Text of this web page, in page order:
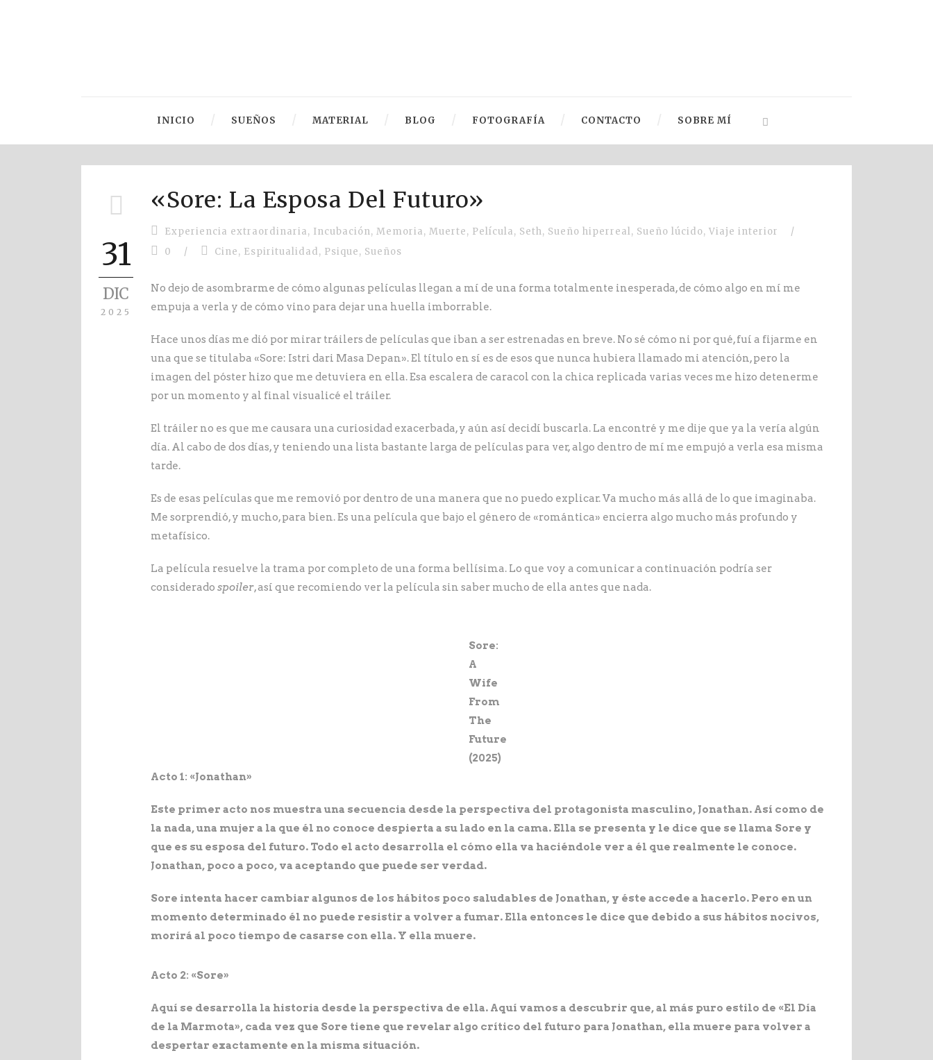
INICIO SUEÑOS MATERIAL BLOG FOTOGRAFÍA CONTACTO SOBRE MÍ
31
DIC
2025
«Sore: La Esposa Del Futuro»
Experiencia extraordinaria, Incubación, Memoria, Muerte, Película, Seth, Sueño hiperreal, Sueño lúcido, Viaje interior
/
0
/ Cine, Espiritualidad , Psique, Sueños
No dejo de asombrarme de cómo algunas películas llegan a mí de una forma totalmente inesperada, de cómo algo en mí me
empuja a verla y de cómo vino para dejar una huella imborrable.
Hace unos días me dió por mirar tráilers de películas que iban a ser estrenadas en breve. No sé cómo ni por qué, fuí a fijarme en
una que se titulaba «Sore: Istri dari Masa Depan». El título en sí es de esos que nunca hubiera llamado mi atención, pero la
imagen del póster hizo que me detuviera en ella. Esa escalera de caracol con la chica replicada varias veces me hizo detenerme
por un momento y al final visualicé el tráiler.
El tráiler no es que me causara una curiosidad exacerbada, y aún así decidí buscarla. La encontré y me dije que ya la vería algún
día. Al cabo de dos días, y teniendo una lista bastante larga de películas para ver, algo dentro de mí me empujó a verla esa misma
tarde.
Es de esas películas que me removió por dentro de una manera que no puedo explicar. Va mucho más allá de lo que imaginaba.
Me sorprendió, y mucho, para bien. Es una película que bajo el género de «romántica» encierra algo mucho más profundo y
metafísico.
La película resuelve la trama por completo de una forma bellísima. Lo que voy a comunicar a continuación podría ser
considerado spoiler, así que recomiendo ver la película sin saber mucho de ella antes que nada.
Sore:
A
Wife
From
The
Future
(2025)
Acto 1: «Jonathan»
Este primer acto nos muestra una secuencia desde la perspectiva del protagonista masculino, Jonathan. Así como de
la nada, una mujer a la que él no conoce despierta a su lado en la cama. Ella se presenta y le dice que se llama Sore y
que es su esposa del futuro. Todo el acto desarrolla el cómo ella va haciéndole ver a él que realmente le conoce.
Jonathan, poco a poco, va aceptando que puede ser verdad.
Sore intenta hacer cambiar algunos de los hábitos poco saludables de Jonathan, y éste accede a hacerlo. Pero en un
momento determinado él no puede resistir a volver a fumar. Ella entonces le dice que debido a sus hábitos nocivos,
morirá al poco tiempo de casarse con ella. Y ella muere.
Acto 2: «Sore»
Aquí se desarrolla la historia desde la perspectiva de ella. Aquí vamos a descubrir que, al más puro estilo de «El Día
de la Marmota», cada vez que Sore tiene que revelar algo crítico del futuro para Jonathan, ella muere para volver a
despertar exactamente en la misma situación.